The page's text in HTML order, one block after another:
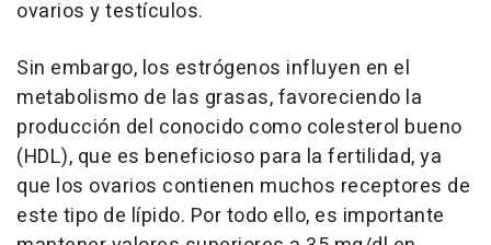
ovarios y testículos.
Sin embargo, los estrógenos influyen en el
metabolismo de las grasas, favoreciendo la
producción del conocido como colesterol bueno
(HDL), que es beneficioso para la fertilidad, ya
que los ovarios contienen muchos receptores de
este tipo de lípido. Por todo ello, es importante